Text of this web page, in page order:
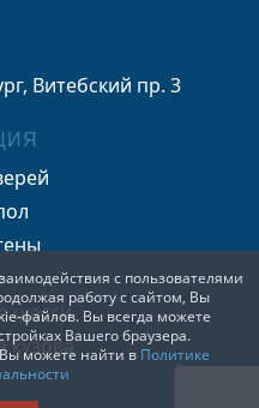
шасси
кузова
Витебский пр. 3
с пользователями
работу с сайтом, Вы
файлов. Вы всегда можете
Вашего браузера.
можете найти в Политике